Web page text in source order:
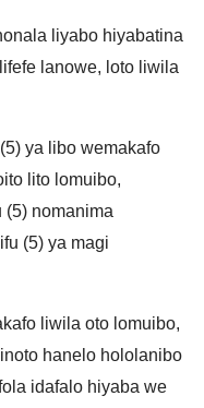
liyabo hiyabatina
lanowe, loto liwila
ya libo wemakafo
lito lomuibo,
(5) nomanima
(5) ya magi
liwila oto lomuibo,
hanelo hololanibo
idafalo hiyaba we